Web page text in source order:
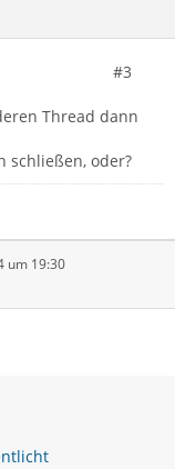
#3
Thread dann
schließen, oder?
um 19:30